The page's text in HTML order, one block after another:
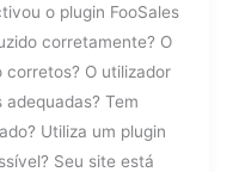
o plugin FooSales
corretamente? O
corretos? O utilizador
Tem
Utiliza um plugin
Seu site está